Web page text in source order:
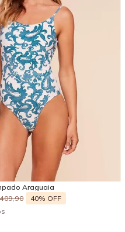
G GG
na sacola
Araguaia
409,90 40% OFF